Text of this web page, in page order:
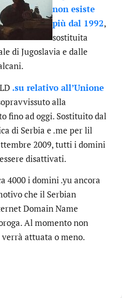
non esiste
più dal 1992,
sostituita
di Jugoslavia e dalle
.su relativo all’Unione
alla
fino ad oggi. Sostituito dal
di Serbia e .me per lil
2009, tutti i domini
disattivati.
4000 i domini .yu ancora
che il Serbian
Domain Name
Al momento non
attuata o meno.